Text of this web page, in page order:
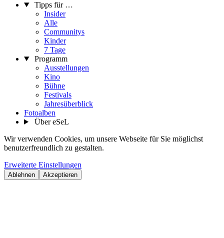
Tipps für …
Insider
Alle
Communitys
Kinder
7 Tage
Programm
Ausstellungen
Kino
Bühne
Festivals
Jahresüberblick
Fotoalben
Über eSeL
Wir verwenden Cookies, um unsere Webseite für Sie möglichst
benutzerfreundlich zu gestalten.
Erweiterte Einstellungen
Ablehnen Akzeptieren